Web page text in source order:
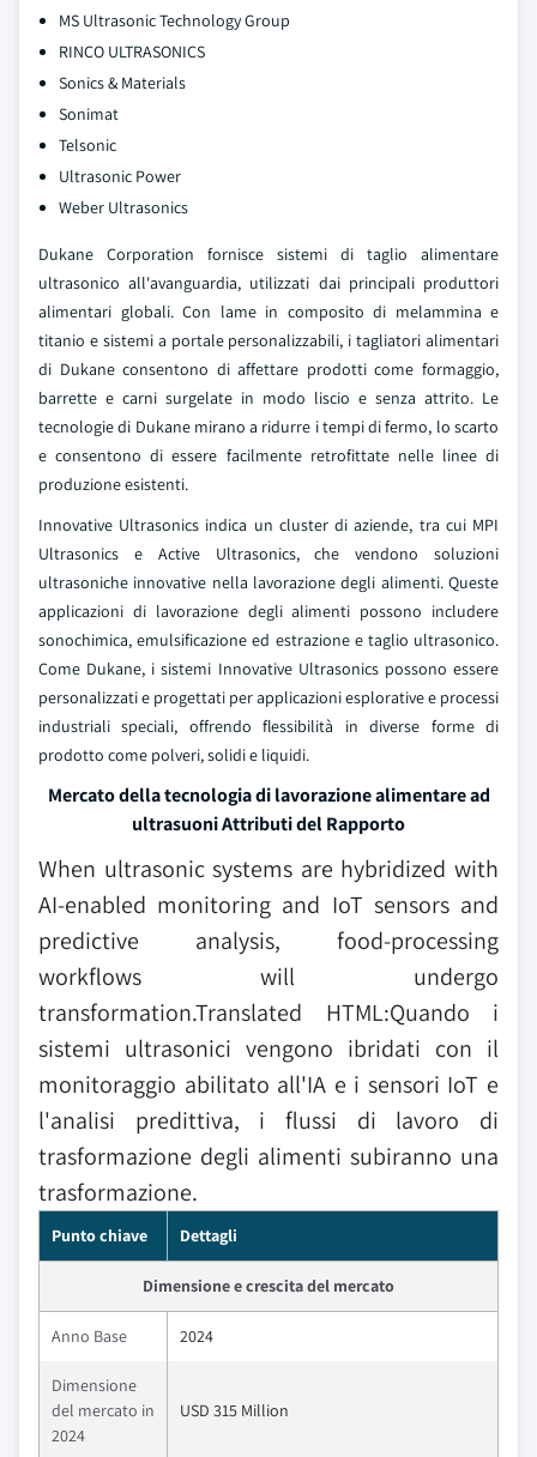
MS Ultrasonic Technology Group
RINCO ULTRASONICS
Sonics & Materials
Sonimat
Telsonic
Ultrasonic Power
Weber Ultrasonics
Dukane Corporation fornisce sistemi di taglio alimentare
ultrasonico all'avanguardia, utilizzati dai principali produttori
alimentari globali. Con lame in composito di melammina e
titanio e sistemi a portale personalizzabili, i tagliatori alimentari
di Dukane consentono di affettare prodotti come formaggio,
barrette e carni surgelate in modo liscio e senza attrito. Le
tecnologie di Dukane mirano a ridurre i tempi di fermo, lo scarto
e consentono di essere facilmente retrofittate nelle linee di
produzione esistenti.
Innovative Ultrasonics indica un cluster di aziende, tra cui MPI
Ultrasonics e Active Ultrasonics, che vendono soluzioni
ultrasoniche innovative nella lavorazione degli alimenti. Queste
applicazioni di lavorazione degli alimenti possono includere
sonochimica, emulsificazione ed estrazione e taglio ultrasonico.
Come Dukane, i sistemi Innovative Ultrasonics possono essere
personalizzati e progettati per applicazioni esplorative e processi
industriali speciali, offrendo flessibilità in diverse forme di
prodotto come polveri, solidi e liquidi.
Mercato della tecnologia di lavorazione alimentare ad
ultrasuoni Attributi del Rapporto
When ultrasonic systems are hybridized with
AI-enabled monitoring and IoT sensors and
predictive analysis, food-processing
workflows will undergo
transformation.Translated HTML:Quando i
sistemi ultrasonici vengono ibridati con il
monitoraggio abilitato all'IA e i sensori IoT e
l'analisi predittiva, i flussi di lavoro di
trasformazione degli alimenti subiranno una
trasformazione.
Punto chiave Dettagli
Dimensione e crescita del mercato
Anno Base 2024
Dimensione
del mercato in
2024
USD 315 Million